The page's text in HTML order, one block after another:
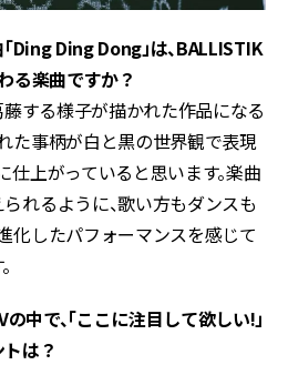
Ding Ding Dong」は、BALLISTIK
る楽曲ですか？
藤する様子が描かれた作品になる
た事柄が白と黒の世界観で表現
仕上がっていると思います。楽曲
れるように、歌い方もダンスも
化したパフォーマンスを感じて
中で、「ここに注目して欲しい!」
は？